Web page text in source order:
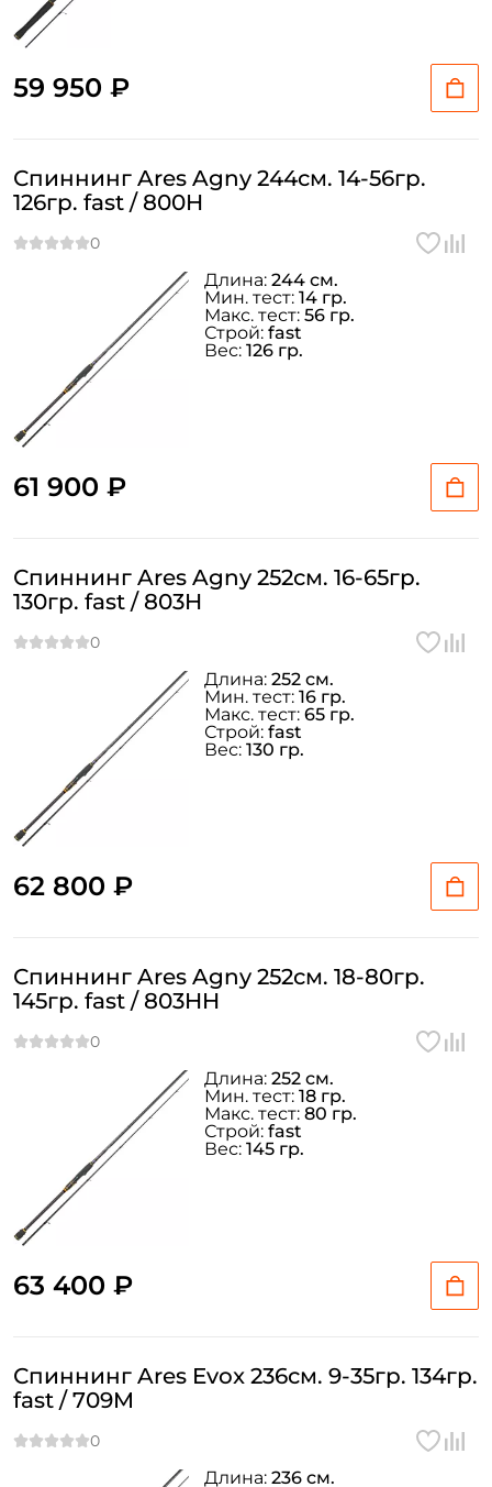
59 950 ₽
Спиннинг Ares Agny 244см. 14-56гр.
126гр. fast / 800H
61 900 ₽
Длина: 244 см.
Мин. тест: 14 гр.
Макс. тест: 56 гр.
Строй: fast
Вес: 126 гр.
Спиннинг Ares Agny 252см. 16-65гр.
130гр. fast / 803H
62 800 ₽
Длина: 252 см.
Мин. тест: 16 гр.
Макс. тест: 65 гр.
Строй: fast
Вес: 130 гр.
Спиннинг Ares Agny 252см. 18-80гр.
145гр. fast / 803HH
63 400 ₽
Длина: 252 см.
Мин. тест: 18 гр.
Макс. тест: 80 гр.
Строй: fast
Вес: 145 гр.
Спиннинг Ares Evox 236см. 9-35гр. 134гр.
fast / 709M
Длина: 236 см.
Создать аккаунт
Email: *
Придумайте пароль: *
Повторите пароль: *
Заполняя данную форму вы соглашаетесь на обработку
У меня уже есть аккаунт